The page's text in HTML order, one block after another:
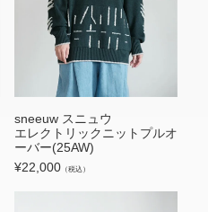
sneeuw スニュウ
エレクトリックニットプルオ
ーバー(25AW)
¥22,000 （税込）